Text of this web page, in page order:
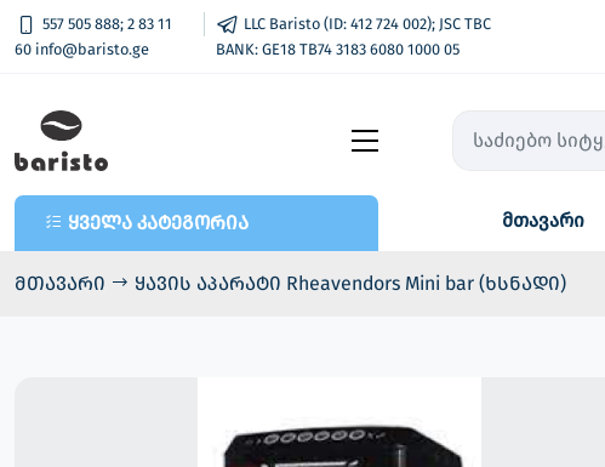
557 505 888; 2 83 11
60 info@baristo.ge
LLC Baristo (ID: 412 724 002); JSC TBC
BANK: GE18 TB74 3183 6080 1000 05
ყველა კატეგორია
- კაფე-ბარის აპარატები
- Vend Pay / ვენდ ფეი
ყველა კატეგორია მთავარი
მთავარი ყავის აპარატი Rheavendors Mini bar (ხსნადი)